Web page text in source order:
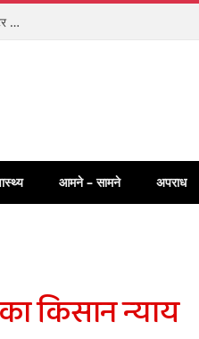
संवेदनशीलता की अनूठी मिसाल: ज़मीन पर बैठकर ग्रामीणों के बीच पहुँचे नवागत कलेक्टर पार्थ जायसवाल, धुरवार में चौपाल लगाकर सुनीं समस्याएँ
आमने – सामने अपराध
किसान न्याय